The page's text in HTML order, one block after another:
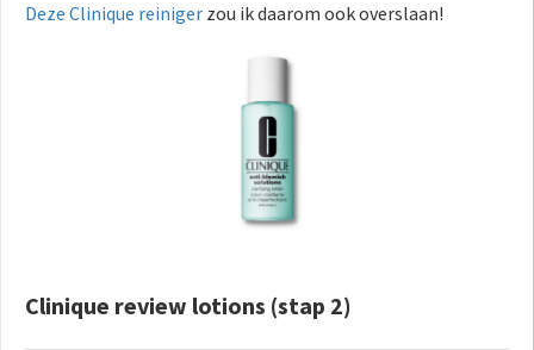
Deze Clinique reiniger zou ik daarom ook overslaan!
Clinique review lotions (stap 2)